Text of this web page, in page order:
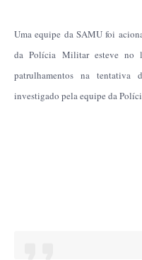
Uma equipe da SAMU foi
da Polícia Militar esteve no
patrulhamentos na
investigado pela equipe da